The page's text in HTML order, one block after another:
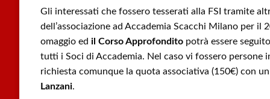
Gli interessati che fossero tesserati alla FSI tramite
dell’associazione ad Accademia Scacchi Milano per il
omaggio ed il Corso Approfondito potrà essere
tutti i Soci di Accademia. Nel caso vi fossero persone
richiesta comunque la quota associativa (150€) con
Lanzani.